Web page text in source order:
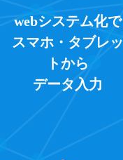
webシステム化で
スマホ・タブレッ
トから
データ入力